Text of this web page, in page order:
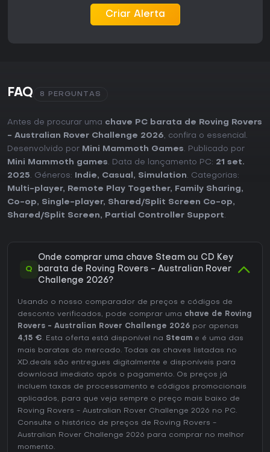
Criar Alerta
FAQ 8 PERGUNTAS
Antes de procurar uma chave PC barata de Roving Rovers
- Australian Rover Challenge 2026, confira o essencial.
Desenvolvido por Mini Mammoth Games. Publicado por
Mini Mammoth games. Data de lançamento PC: 21 set.
2025. Géneros: Indie, Casual , Simulation. Categorias:
Multi-player, Remote Play Together, Family Sharing,
Co-op, Single-player, Shared/Split Screen Co-op,
Shared/Split Screen, Partial Controller Support.
Q
Onde comprar uma chave Steam ou CD Key
barata de Roving Rovers - Australian Rover
Challenge 2026?
Usando o nosso comparador de preços e códigos de
desconto verificados, pode comprar uma chave de Roving
Rovers - Australian Rover Challenge 2026 por apenas
4,15 €. Esta oferta está disponível na Steam e é uma das
mais baratas do mercado. Todas as chaves listadas no
XD.deals são entregues digitalmente e disponíveis para
download imediato após o pagamento. Os preços já
incluem taxas de processamento e códigos promocionais
aplicados, para que veja sempre o preço mais baixo de
Roving Rovers - Australian Rover Challenge 2026 no PC.
Consulte o histórico de preços de Roving Rovers -
Australian Rover Challenge 2026 para comprar no melhor
momento.